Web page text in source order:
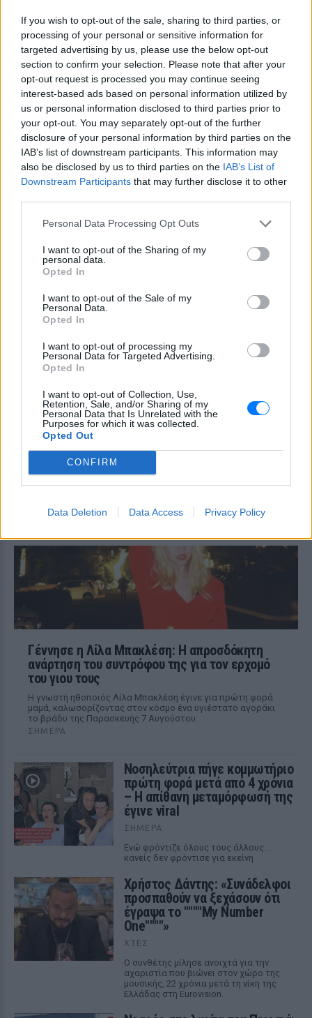
If you wish to opt-out of the sale, sharing to third parties, or
processing of your personal or sensitive information for
targeted advertising by us, please use the below opt-out
section to confirm your selection. Please note that after your
opt-out request is processed you may continue seeing
interest-based ads based on personal information utilized by
us or personal information disclosed to third parties prior to
your opt-out. You may separately opt-out of the further
disclosure of your personal information by third parties on the
IAB’s list of downstream participants. This information may
also be disclosed by us to third parties on the IAB’s List of
Downstream Participants that may further disclose it to other
Personal Data Processing Opt Outs
I want to opt-out of the Sharing of my
personal data.
Opted In
I want to opt-out of the Sale of my
Personal Data.
Opted In
I want to opt-out of processing my
Personal Data for Targeted Advertising.
Opted In
I want to opt-out of Collection, Use,
Retention, Sale, and/or Sharing of my
Personal Data that Is Unrelated with the
Purposes for which it was collected.
Opted Out
CONFIRM
Data Deletion Data Access Privacy Policy
ΔΕΙΤΕ ΕΠΙΣΗΣ
ΣΤΗΝ ΙΔΙΑ ΚΑΤΗΓΟΡΙΑ
Ο Μπρούκλιν Μπέκαμ έβρασε
μακαρόνια με θαλασσινό νερό
και δέχτηκε ανελέητο
τρολάρισμα online
καταλληλότητα του νερού, με σχόλια
όπως «τα πόδια του δεν ήταν μέσα σε
22 χρόνια από τον θάνατο του
Δημήτρη Παπαμιχαήλ: Η
του ελληνικού σινεμά»
καλλιτέχνη που αποτέλεσε, μαζί με την
Αλίκη, αναπόσπαστο κομμάτι της
μεγάλης οικογένειας της Φίνος Φιλμ,
αναφέρεται χαρακτηριστικά
Μαρίνα Βερνίκου: Πόζαρε με
λαγοκέφαλο στο χέρι
ΣΉΜΕΡΑ
Η Μαρίνα Βερνίκου εξηγεί πώς να
αντιδρούμε όταν συναντάμε λαγοκέφαλο
Γέννησε η Λίλα Μπακλέση: Η απροσδόκητη
ανάρτηση του συντρόφου της για τον ερχομό
του γιου τους
Η γνωστή ηθοποιός Λίλα Μπακλέση έγινε για πρώτη φορά
μαμά, καλωσορίζοντας στον κόσμο ένα υγιέστατο αγοράκι
το βράδυ της Παρασκευής 7 Αυγούστου.
ΣΉΜΕΡΑ
Νοσηλεύτρια πήγε κομμωτήριο
πρώτη φορά μετά από 4 χρόνια
– Η απίθανη μεταμόρφωσή της
έγινε viral
ΣΉΜΕΡΑ
Ενώ φρόντιζε όλους τους άλλους...
κανείς δεν φρόντισε για εκείνη
Χρήστος Δάντης: «Συνάδελφοι
προσπαθούν να ξεχάσουν ότι
έγραψα το """"My Number
One""""»
ΧΤΕΣ
Ο συνθέτης μίλησε ανοιχτά για την
αχαριστία που βιώνει στον χώρο της
μουσικής, 22 χρόνια μετά τη νίκη της
Ελλάδας στη Eurovision.